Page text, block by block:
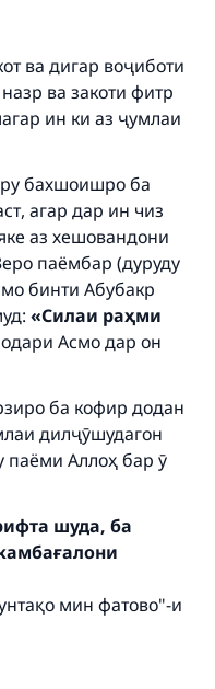
ва дигар воҷиботи
ва закоти фитр
ин ки аз ҷумлаи
бахшоишро ба
агар дар ин чиз
аз хешовандони
паёмбар (дуруду
бинти Абубакр
«Силаи раҳми
Асмо дар он
ба кофир додан
дилҷӯшудагон
паёми Аллоҳ бар ӯ
шуда, ба
мин фатово"-и
of lives
today
our mission.
The Prophet (ﷺ) said:
to doing what is
as those who